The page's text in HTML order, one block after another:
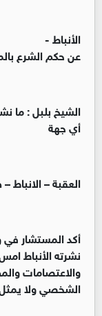
الأنباط -
عن حكم الشرع
الشيخ بلبل : ما
أي جهة
العقبة – الانباط
أكد المستشار في
نشرته الأنباط
والاعتصامات
الشخصي ولا